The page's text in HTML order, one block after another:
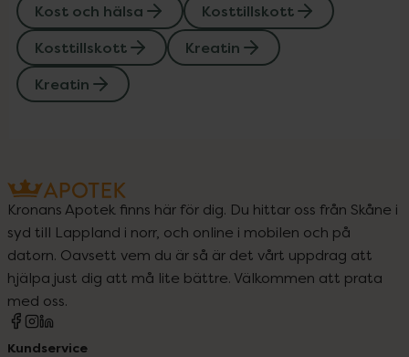
Kost och hälsa
Kosttillskott
Kosttillskott
Kreatin
Kreatin
Kronans Apotek finns här för dig. Du hittar oss från Skåne i
syd till Lappland i norr, och online i mobilen och på
datorn. Oavsett vem du är så är det vårt uppdrag att
hjälpa just dig att må lite bättre. Välkommen att prata
med oss.
Kundservice